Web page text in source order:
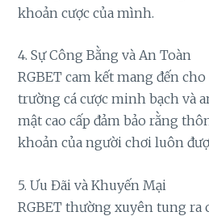
khoản cược của mình.
4. Sự Công Bằng và An Toàn
RGBET cam kết mang đến
trường cá cược minh bạch và
mật cao cấp đảm bảo rằng
khoản của người chơi luôn
5. Ưu Đãi và Khuyến Mại
RGBET thường xuyên tung ra